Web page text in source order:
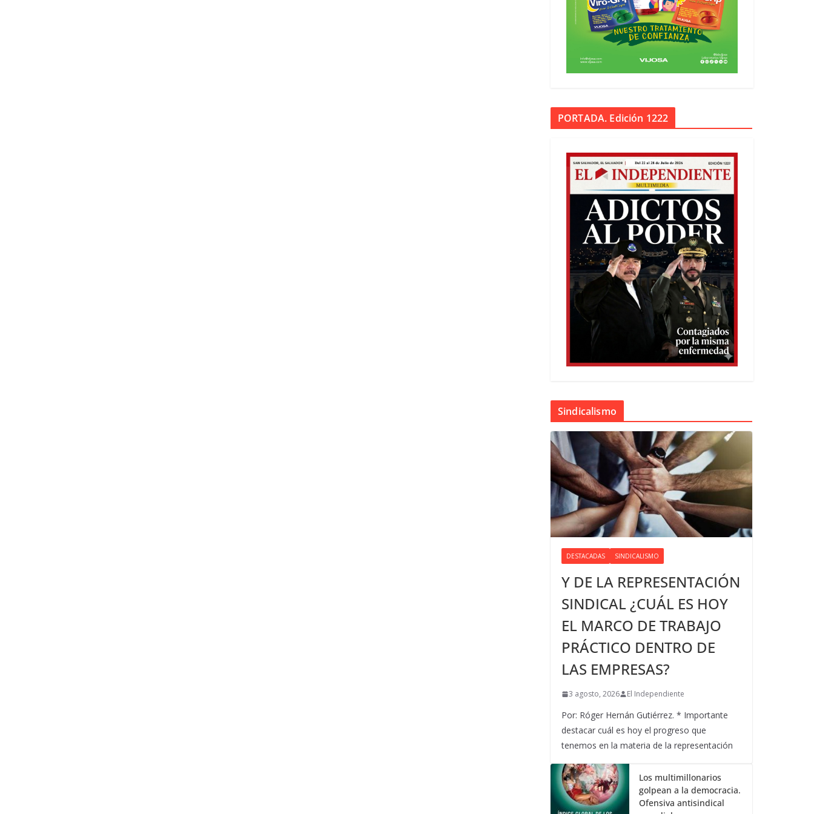
PORTADA. Edición 1222
Sindicalismo
DESTACADAS SINDICALISMO
Y DE LA REPRESENTACIÓN
SINDICAL ¿CUÁL ES HOY
EL MARCO DE TRABAJO
PRÁCTICO DENTRO DE
LAS EMPRESAS?
3 agosto, 2026 El Independiente
Por: Róger Hernán Gutiérrez. * Importante
destacar cuál es hoy el progreso que
tenemos en la materia de la representación
Los multimillonarios
golpean a la democracia.
Ofensiva antisindical